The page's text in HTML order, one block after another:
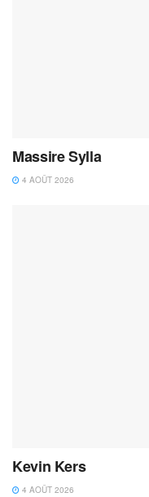
Massire Sylla
4 AOÛT 2026
Kevin Kers
4 AOÛT 2026